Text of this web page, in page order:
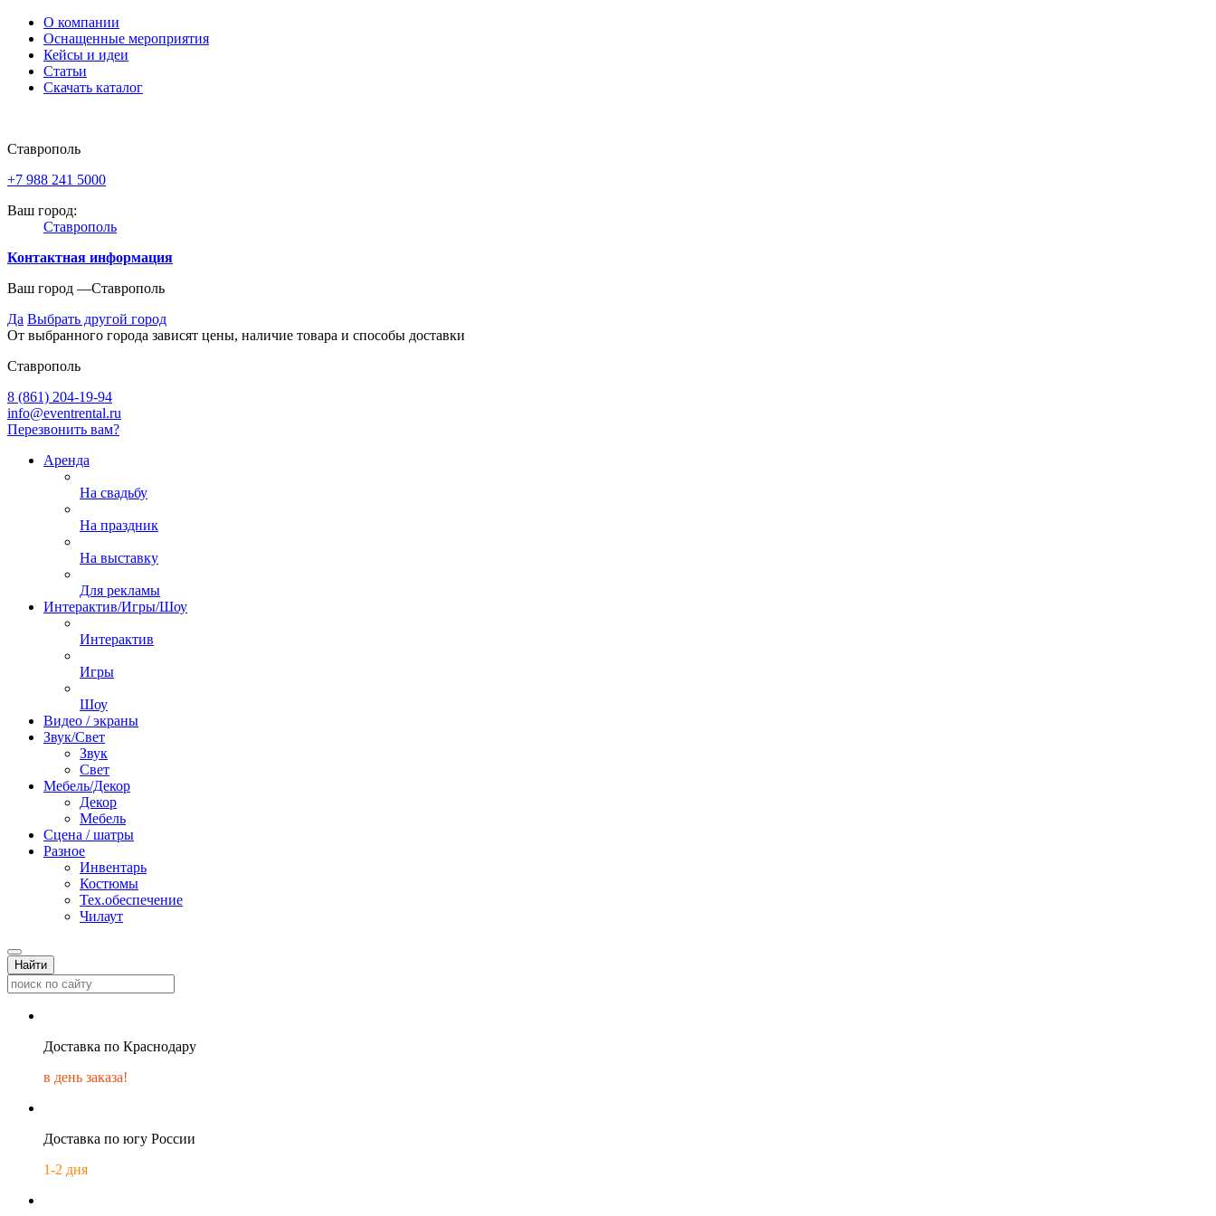
О компании
Оснащенные мероприятия
Кейсы и идеи
Статьи
Скачать каталог
Ставрополь
+7 988 241 5000
Ваш город:
Ставрополь
Контактная информация
Ваш город —Ставрополь
Да Выбрать другой город
От выбранного города зависят цены, наличие товара и способы доставки
Ставрополь
8 (861) 204-19-94
info@eventrental.ru
Перезвонить вам?
Аренда
На свадьбу
На праздник
На выставку
Для рекламы
Интерактив/Игры/Шоу
Интерактив
Игры
Шоу
Видео / экраны
Звук/Свет
Звук
Свет
Мебель/Декор
Декор
Мебель
Сцена / шатры
Разное
Инвентарь
Костюмы
Тех.обеспечение
Чилаут
Найти
Доставка по Краснодару
в день заказа!
Доставка по югу России
1-2 дня